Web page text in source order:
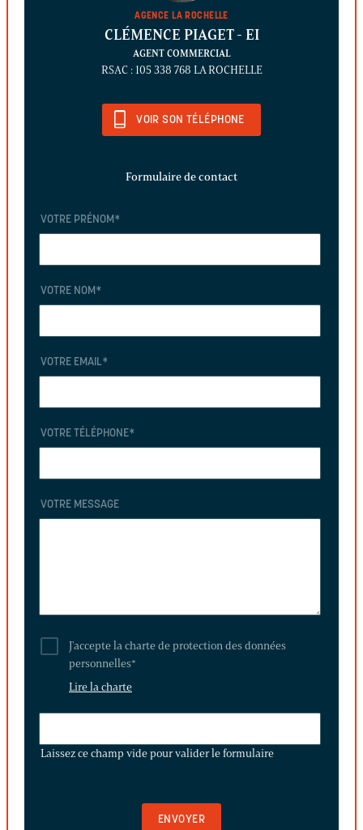
AGENCE LA ROCHELLE
CLÉMENCE PIAGET- EI
AGENT COMMERCIAL
RSAC : 105 338 768 LA ROCHELLE
VOIR SON TÉLÉPHONE
Formulaire de contact
VOTRE PRÉNOM *
VOTRE NOM *
VOTRE EMAIL*
VOTRE TÉLÉPHONE*
VOTRE MESSAGE
J'accepte la charte de protection des données
personnelles*
Lire la charte
CHAMP
Laissez ce champ vide pour valider le formulaire